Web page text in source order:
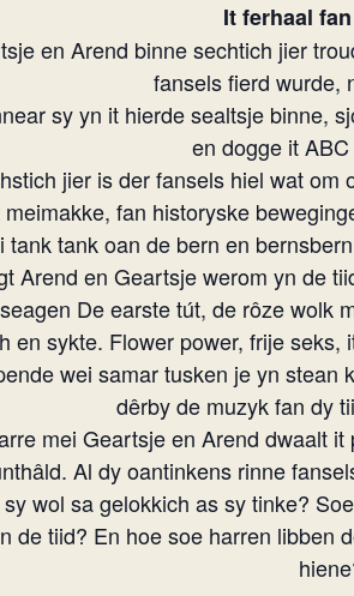
It ferhaal fan
en Arend binne sechtich jier
fansels fierd wurde,
sy yn it hierde sealtsje binne,
en dogge it
jier is der fansels hiel wat
fan historyske
tank tank oan de bern en
Arend en Geartsje werom yn de
De earste tút, de rôze wolk
en sykte. Flower power, frije seks,
wei samar tusken je yn
dêrby de muzyk fan dy
mei Geartsje en Arend dwaalt
Al dy oantinkens rinne
wol sa gelokkich as sy tinke?
de tiid? En hoe soe harren libben